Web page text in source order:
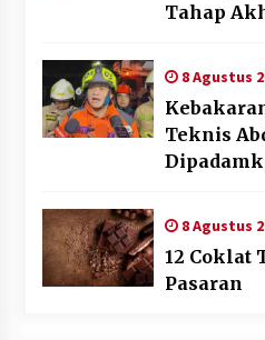
Tahap
8 Agustus
Teknis
8 Agustus
12 Coklat
Pasaran